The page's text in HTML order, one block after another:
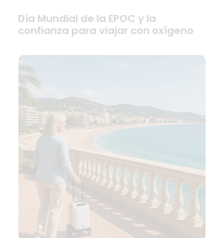
Día Mundial de la EPOC y la
confianza para viajar con oxígeno